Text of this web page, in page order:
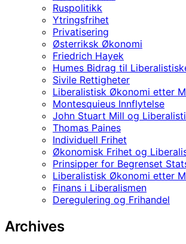
Ruspolitikk
Ytringsfrihet
Privatisering
Østerriksk Økonomi
Friedrich Hayek
Humes Bidrag til
Sivile Rettigheter
Liberalistisk Økonomi etter
Montesquieus Innflytelse
John Stuart Mill og
Thomas Paines
Individuell Frihet
Økonomisk Frihet og
Prinsipper for Begrenset
Liberalistisk Økonomi etter
Finans i Liberalismen
Deregulering og Frihandel
Archives